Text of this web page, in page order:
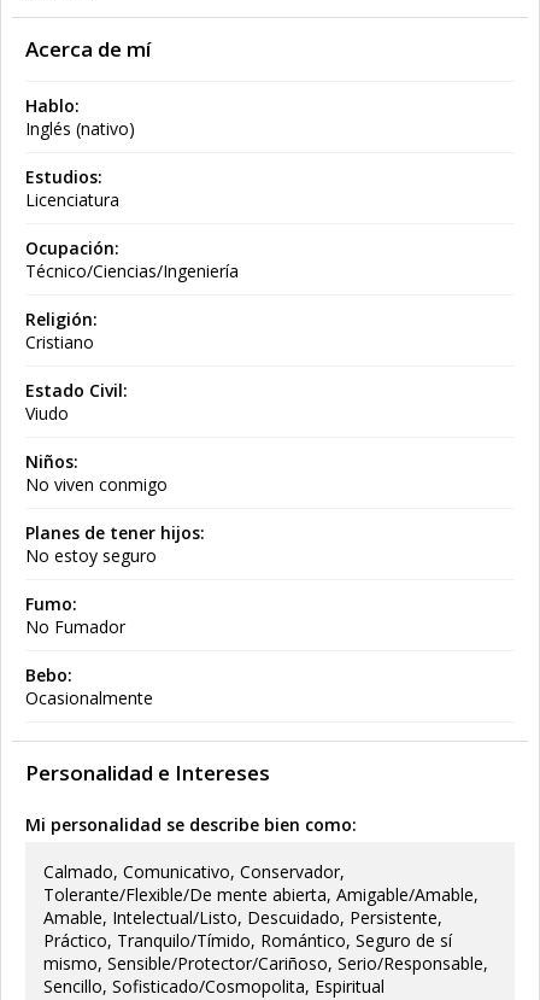
Acerca de mí
Hablo:
Inglés (nativo)
Estudios:
Licenciatura
Ocupación:
Técnico/Ciencias/Ingeniería
Religión:
Cristiano
Estado Civil:
Viudo
Niños:
No viven conmigo
Planes de tener hijos:
No estoy seguro
Fumo:
No Fumador
Bebo:
Ocasionalmente
Personalidad e Intereses
Mi personalidad se describe bien como:
Calmado, Comunicativo, Conservador,
Tolerante/Flexible/De mente abierta, Amigable/Amable,
Amable, Intelectual/Listo, Descuidado, Persistente,
Práctico, Tranquilo/Tímido, Romántico, Seguro de sí
mismo, Sensible/Protector/Cariñoso, Serio/Responsable,
Sencillo, Sofisticado/Cosmopolita, Espiritual